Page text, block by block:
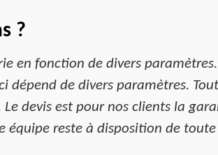
?
en fonction de divers
dépend de divers paramètres.
devis est pour nos clients la
équipe reste à disposition de